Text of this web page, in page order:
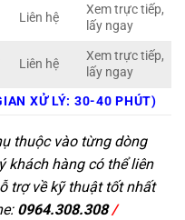
Liên hệ
Xem trực tiếp,
lấy ngay
Liên hệ
Xem trực tiếp,
lấy ngay
XỬ LÝ: 30-40 PHÚT)
thuộc vào từng dòng
khách hàng có thể liên
trợ về kỹ thuật tốt nhất
0964.308.308/